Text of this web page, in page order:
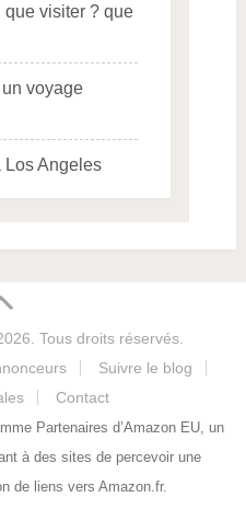
que visiter ? que
voyage
Los Angeles
Tous droits réservés.
Suivre le blog
Contact
Partenaires d’Amazon EU, un
à des sites de percevoir une
de liens vers Amazon.fr.